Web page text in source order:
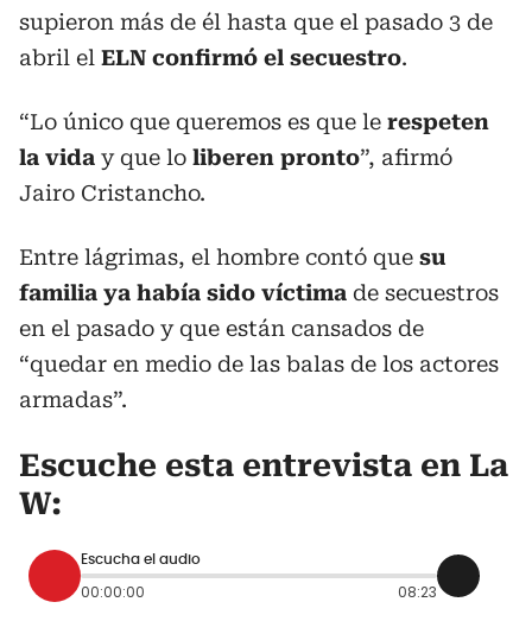
supieron más de él hasta que el pasado 3 de
abril el ELN confirmó el secuestro.
“Lo único que queremos es que le respeten
la vida y que lo liberen pronto”, afirmó
Jairo Cristancho.
Entre lágrimas, el hombre contó que su
familia ya había sido víctima de secuestros
en el pasado y que están cansados de
“quedar en medio de las balas de los actores
armadas”.
Escuche esta entrevista en La
W:
Escucha el audio
00:00:00 08:23